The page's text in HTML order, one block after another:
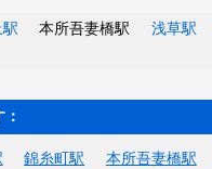
本所吾妻橋駅 浅草駅
錦糸町駅 本所吾妻橋駅